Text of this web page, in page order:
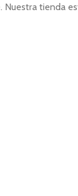
Nuestra tienda